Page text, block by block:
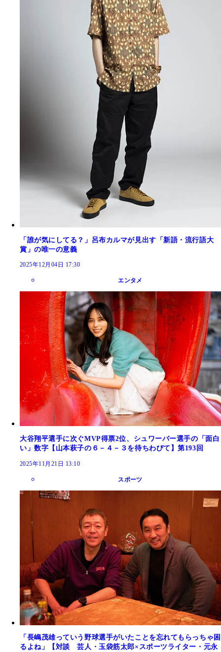
「誰が気にしてる？」呂布カルマが見出す「新語・流行語大
賞」の唯一の意義
2025年12月04日 17:30
エンタメ
大谷翔平選手に次ぐMVP得票2位、シュワーバー選手の「面白
い」数字【山本萩子の６－４－３を待ちわびて】第193回
2025年11月21日 13:10
スポーツ
「長嶋茂雄っていう野球選手がいたことを忘れてもらっちゃ困
るよね」【対談 芸人・玉袋筋太郎×スポーツライター・元永